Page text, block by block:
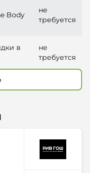
Body
не
требуется
в
не
требуется